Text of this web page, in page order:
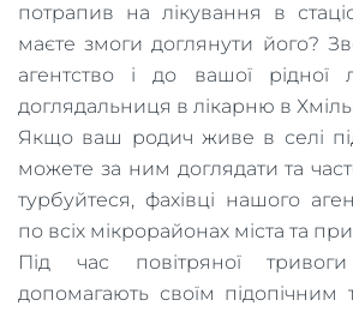
потрапив на лікування в
маєте змоги доглянути його?
агентство і до вашої
доглядальниця в лікарню в
Якщо ваш родич живе в селі
можете за ним доглядати та
турбуйтеся, фахівці нашого
по всіх мікрорайонах міста та
Під час повітряної тривоги
допомагають своїм підопічним